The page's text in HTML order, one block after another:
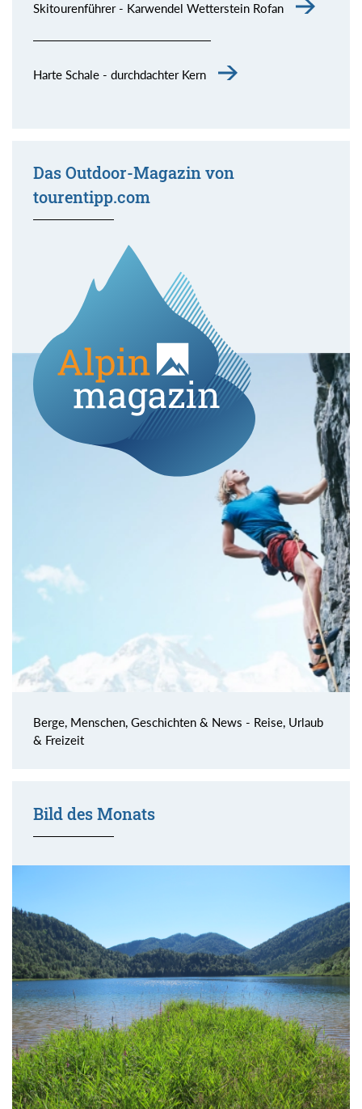
Skitourenführer - Karwendel Wetterstein Rofan
Harte Schale - durchdachter Kern
Das Outdoor-Magazin von
tourentipp.com
Berge, Menschen, Geschichten & News - Reise, Urlaub
& Freizeit
Bild des Monats